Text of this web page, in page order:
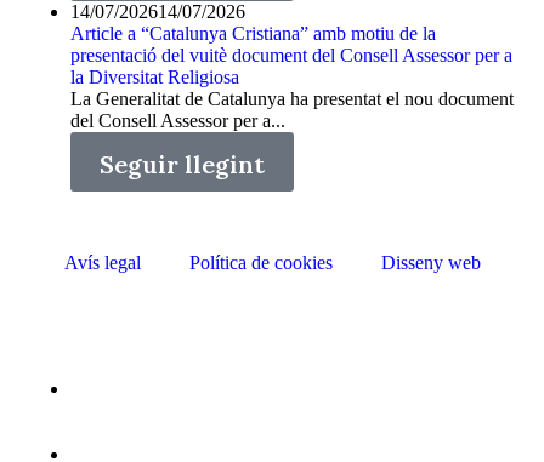
14/07/202614/07/2026
Article a “Catalunya Cristiana” amb motiu de la
presentació del vuitè document del Consell Assessor per a
la Diversitat Religiosa
La Generalitat de Catalunya ha presentat el nou document
del Consell Assessor per a...
Seguir llegint
Avís legal Política de cookies Disseny web